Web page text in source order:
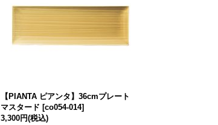
【PIANTA ピアンタ】36cmプレート
マスタード [co054-014]
3,300円(税込)